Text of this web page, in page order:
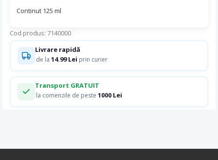
Continut 125 ml
Cod produs: 7140000
Livrare rapidă
de la 14.99 Lei prin curier
Transport GRATUIT
la comenzile de peste 1000 Lei